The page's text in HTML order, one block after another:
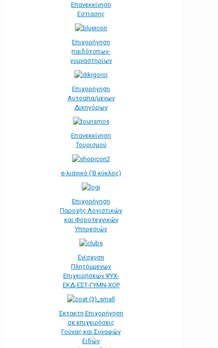
Επανεκκίνηση
Εστίασης
Επιχορήγηση
παιδότοπων-
γυμναστηρίων
Επιχορήγηση
Αυτοαπα/μενων
Δικηγόρων
Επανεκκίνηση
Τουρισμού
e-λιανικό (΄Β κύκλος)
Επιχορήγηση
Παροχής Λογιστικών
και Φοροτεχνικών
Υπηρεσιών
Ενίσχυση
Πλητόμμενων
Επιχειρήσεων ΨΥΧ-
ΕΚΔ-ΕΣΤ-ΓΥΜΝ-ΧΟΡ
Έκτακτη Επιχορήγηση
σε επιχειρήσεις
Γούνας και Συναφών
Ειδών